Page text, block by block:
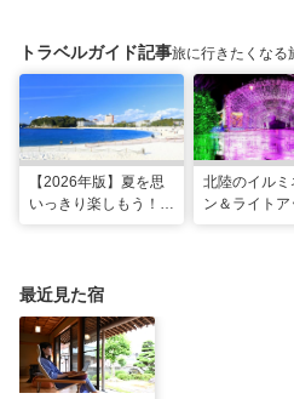
トラベルガイド記事旅に行きたくなる
【2026年版】夏を思
いっきり楽しもう！関
北陸のイルミ
ン＆ライトア
最近見た宿